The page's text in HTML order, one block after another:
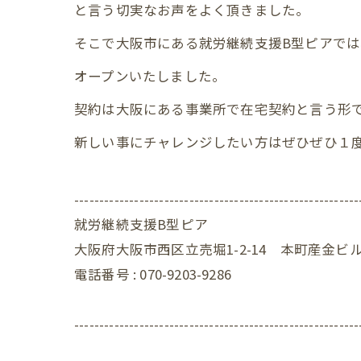
と言う切実なお声をよく頂きました。
そこで大阪市にある就労継続支援B型ピアで
オープンいたしました。
契約は大阪にある事業所で在宅契約と言う形
新しい事にチャレンジしたい方はぜひぜひ
就労継続支援B型ピア
大阪府大阪市西区立売堀1-2-14 本町産金ビ
電話番号 : 070-9203-9286